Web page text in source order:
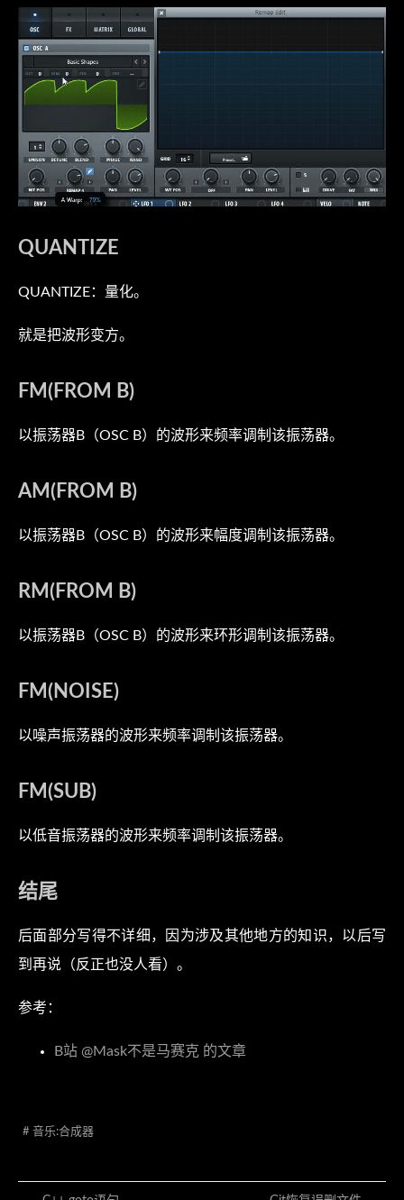
QUANTIZE
QUANTIZE：量化。
就是把波形变方。
FM(FROM B)
以振荡器B（OSC B）的波形来频率调制该振荡器。
AM(FROM B)
以振荡器B（OSC B）的波形来幅度调制该振荡器。
RM(FROM B)
以振荡器B（OSC B）的波形来环形调制该振荡器。
FM(NOISE)
以噪声振荡器的波形来频率调制该振荡器。
FM(SUB)
以低音振荡器的波形来频率调制该振荡器。
结尾
后面部分写得不详细，因为涉及其他地方的知识，以后写
到再说（反正也没人看）。
参考：
B站 @Mask不是马赛克 的文章
# 音乐:合成器